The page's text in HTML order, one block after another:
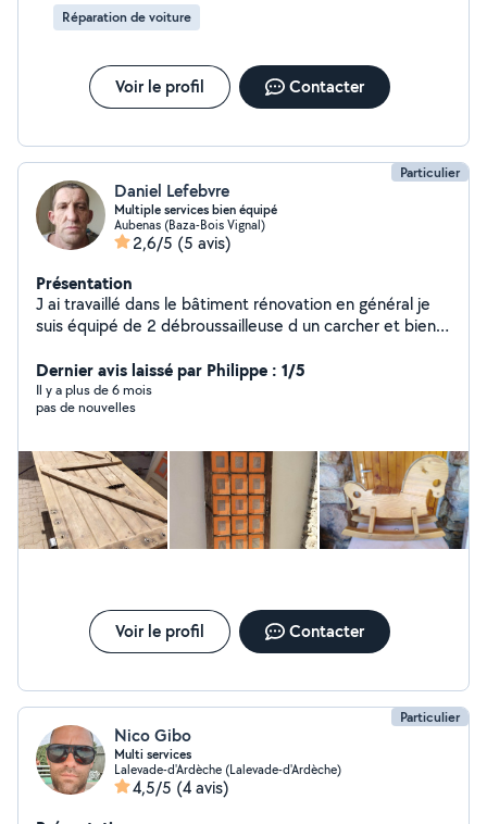
Réparation de voiture
Voir le profil Contacter
Particulier
Daniel Lefebvre
Multiple services bien équipé
Aubenas (Baza-Bois Vignal)
2,6/5 (5 avis)
Présentation
J ai travaillé dans le bâtiment rénovation en général je
suis équipé de 2 débroussailleuse d un carcher et bien d
Dernier avis laissé par Philippe : 1/5
Il y a plus de 6 mois
pas de nouvelles
Voir le profil Contacter
Particulier
Nico Gibo
Multi services
Lalevade-d'Ardèche (Lalevade-d'Ardèche)
4,5/5 (4 avis)